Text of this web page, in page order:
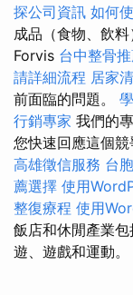
探公司資訊 如何
成品（食物、飲
Forvis 台中整骨
請詳細流程 居家
前面臨的問題。
行銷專家 我們的
您快速回應這個競
高雄徵信服務 台
薦選擇 使用
整復療程 使用
飯店和休閒產業
遊、遊戲和運動。